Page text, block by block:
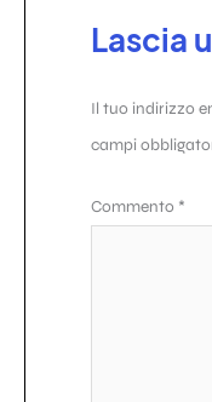
Lascia
Il tuo indirizzo
campi
Commento *